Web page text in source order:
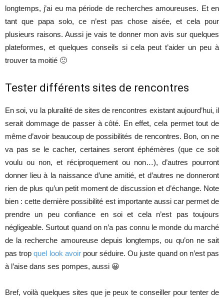
longtemps, j’ai eu ma période de recherches amoureuses. Et en
tant que papa solo, ce n’est pas chose aisée, et cela pour
plusieurs raisons. Aussi je vais te donner mon avis sur quelques
plateformes, et quelques conseils si cela peut t’aider un peu à
trouver ta moitié 🙂
Tester différents sites de rencontres
En soi, vu la pluralité de sites de rencontres existant aujourd’hui, il
serait dommage de passer à côté. En effet, cela permet tout de
même d’avoir beaucoup de possibilités de rencontres. Bon, on ne
va pas se le cacher, certaines seront éphémères (que ce soit
voulu ou non, et réciproquement ou non…), d’autres pourront
donner lieu à la naissance d’une amitié, et d’autres ne donneront
rien de plus qu’un petit moment de discussion et d’échange. Note
bien : cette dernière possibilité est importante aussi car permet de
prendre un peu confiance en soi et cela n’est pas toujours
négligeable. Surtout quand on n’a pas connu le monde du marché
de la recherche amoureuse depuis longtemps, ou qu’on ne sait
pas tropquel look avoirpour séduire. Ou juste quand on n’est pas
à l’aise dans ses pompes, aussi 😀
Bref, voilà quelques sites que je peux te conseiller pour tenter de